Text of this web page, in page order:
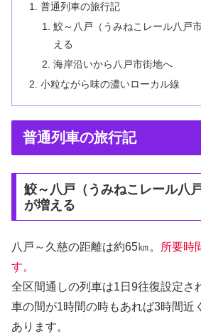
普通列車の旅行記
鮫～八戸（うみねこレール八戸
える
海岸沿いから八戸市街地へ
小粒ながら味の濃いローカル線
普通列車の旅行記
鮫～八戸（うみねこレール八
が増える
八戸～久慈の距離は約65㎞。 所要時
す。
全区間通しの列車は1日9往復設定さ
車の間が1時間の時もあれば3時間近
あります。